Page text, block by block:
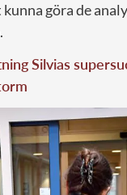
göra de
Silvias